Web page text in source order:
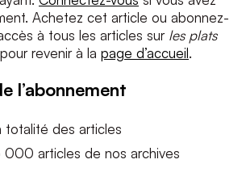
Achetez cet article ou abonnez-
à tous les articles sur les plats
pour revenir à la page d’accueil.
l’abonnement
totalité des articles
articles de nos archives
S'INSCRIRE